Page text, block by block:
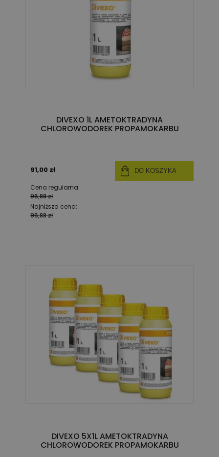
DIVEXO 1L AMETOKTRADYNA
CHLOROWODOREK PROPAMOKARBU
91,00 zł
Cena regularna:
96,88 zł
Najniższa cena:
96,88 zł
DO KOSZYKA
DIVEXO 5X1L AMETOKTRADYNA
CHLOROWODOREK PROPAMOKARBU